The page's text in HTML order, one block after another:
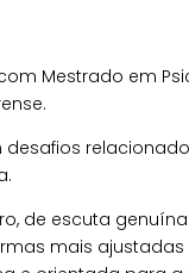
Mestrado em
de escuta
mais